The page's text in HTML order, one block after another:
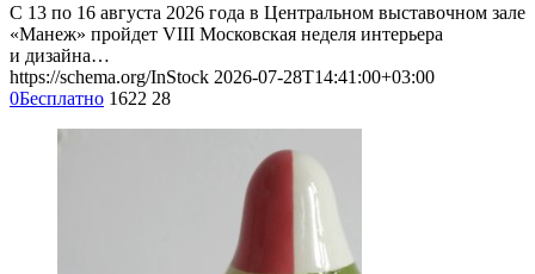
С 13 по 16 августа 2026 года в Центральном выставочном зале
«Манеж» пройдет VIII Московская неделя интерьера
и дизайна…
https://schema.org/InStock 2026-07-28T14:41:00+03:00
0Бесплатно 1622 28